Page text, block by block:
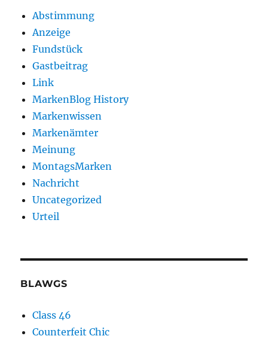
Abstimmung
Anzeige
Fundstück
Gastbeitrag
Link
MarkenBlog History
Markenwissen
Markenämter
Meinung
MontagsMarken
Nachricht
Uncategorized
Urteil
BLAWGS
Class 46
Counterfeit Chic